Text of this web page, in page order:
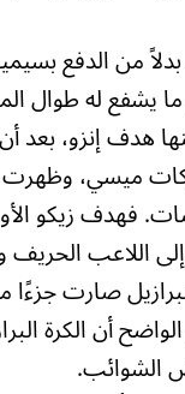
من الدفع
ما يشفع له طوال
هدف إنزو، بعد
ميسي، وظهرت
فهدف زيكو
اللاعب
صارت جزءًا
أن الكرة
الشوائب.